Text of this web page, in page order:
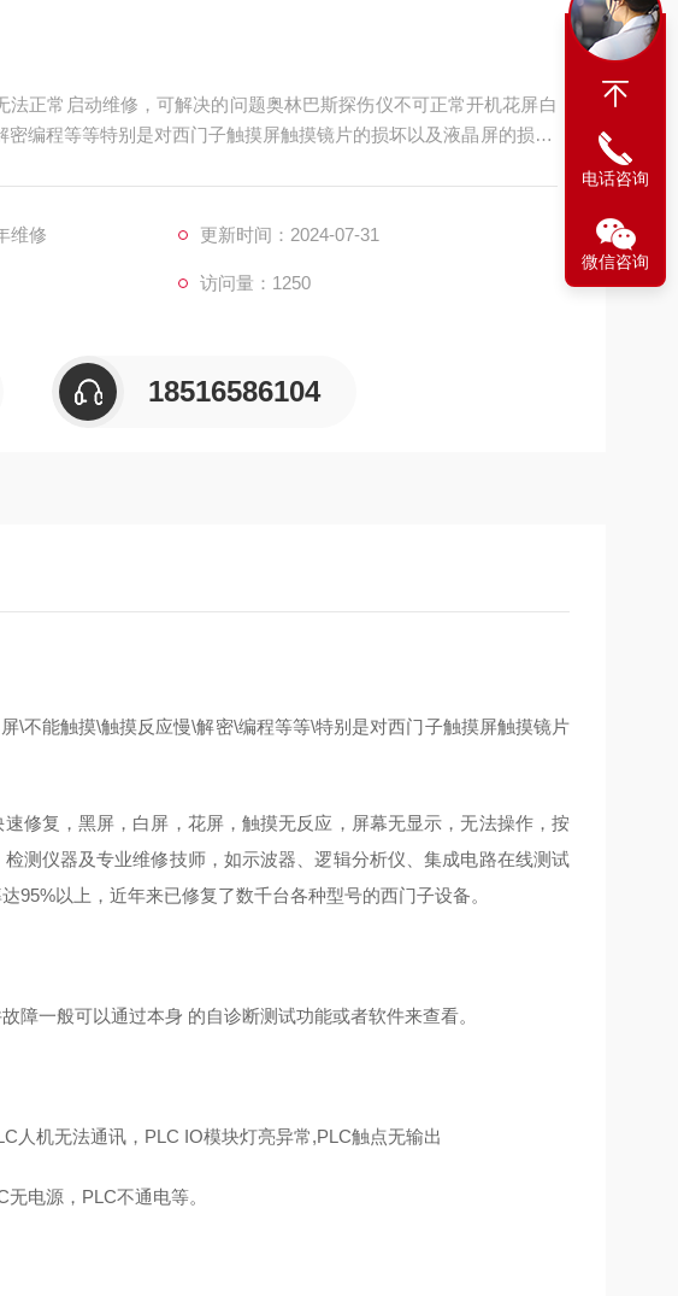
法正常启动维修，可解决的问题奥林巴斯探伤仪不可正常开机花屏白
密编程等等特别是对西门子触摸屏触摸镜片的损坏以及液晶屏的损坏,
修技师
维修 更新时间：2024-07-31
访问量：1250
18516586104
\不能触摸\触摸反应慢\解密\编程等等\特别是对西门子触摸屏触摸镜片
修复，黑屏，白屏，花屏，触摸无反应，屏幕无显示，无法操作，按
测仪器及专业维修技师，如示波器、逻辑分析仪、集成电路在线测试
95%以上，近年来已修复了数千台各种型号的西门子设备。
障一般可以通过本身 的自诊断测试功能或者软件来查看。
人机无法通讯，PLC IO模块灯亮异常,PLC触点无输出
电源，PLC不通电等。
电话咨询
微信咨询